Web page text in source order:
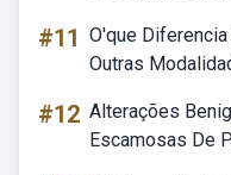
#11 O'que
Outras
#12 Alterações
Escamosas De